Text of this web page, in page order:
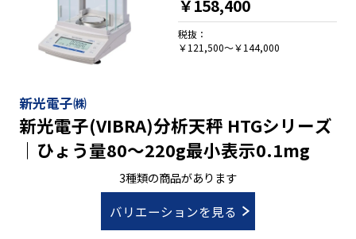
●オートキャリブレーションが可能な校正用分銅内蔵
●無風イオナイザー Quick Ion?とＩＲスイッチ付き(ＧＸ-ＡＥ
タイプ)
ので、拡張オプションは、使用できません。
新光電子㈱
新光電子(VIBRA)分析天秤 HTGシリーズ
｜ひょう量80～220g最小表示0.1mg
3種類の商品があります
バリエーションを見る
￥158,400
税抜：
￥121,500～￥144,000